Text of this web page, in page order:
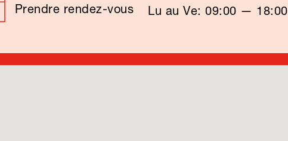
Prendre rendez-vous
Lu au Ve: 09:00 — 18:00